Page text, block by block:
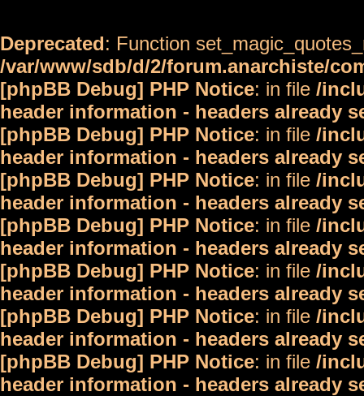
Deprecated: Function
/var/www/sdb/d/2/forum.anarchiste/
[phpBB Debug] PHP Notice: in file /
header information - headers already
[phpBB Debug] PHP Notice: in file /
header information - headers already
[phpBB Debug] PHP Notice: in file /
header information - headers already
[phpBB Debug] PHP Notice: in file /
header information - headers already
[phpBB Debug] PHP Notice: in file /
header information - headers already
[phpBB Debug] PHP Notice: in file /
header information - headers already
[phpBB Debug] PHP Notice: in file /
header information - headers already